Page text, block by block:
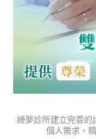
綺夢診所建立完善的
個人需求，